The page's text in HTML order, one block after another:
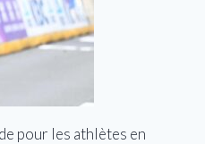
pour les athlètes en